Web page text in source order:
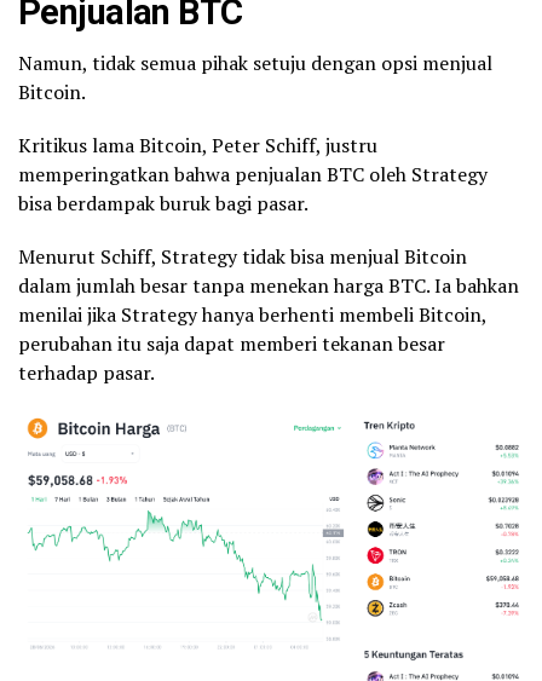
Penjualan BTC
Namun, tidak semua pihak setuju dengan opsi menjual
Bitcoin.
Kritikus lama Bitcoin, Peter Schiff, justru
memperingatkan bahwa penjualan BTC oleh Strategy
bisa berdampak buruk bagi pasar.
Menurut Schiff, Strategy tidak bisa menjual Bitcoin
dalam jumlah besar tanpa menekan harga BTC. Ia bahkan
menilai jika Strategy hanya berhenti membeli Bitcoin,
perubahan itu saja dapat memberi tekanan besar
terhadap pasar.